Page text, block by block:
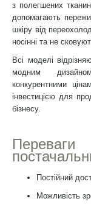
з полегшених
допомагають
шкіру від
носінні та не
Всі моделі
модним
конкурентними
інвестицією для
бізнесу.
Постійний
Можливість